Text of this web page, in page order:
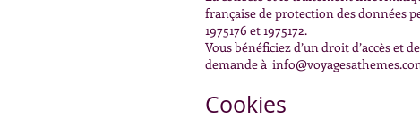
française de protection des données
1975176 et 1975172.
Vous bénéficiez d’un droit d’accès
demande à
Cookies